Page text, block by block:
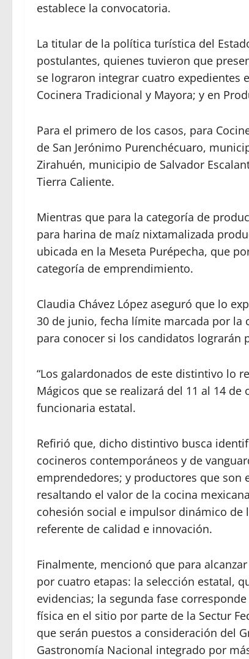
establece la convocatoria.
La titular de la política turística del
postulantes, quienes tuvieron que
se lograron integrar cuatro expedientes
Cocinera Tradicional y Mayora; y en
Para el primero de los casos, para
de San Jerónimo Purenchécuaro,
Zirahuén, municipio de Salvador
Tierra Caliente.
Mientras que para la categoría de
para harina de maíz nixtamalizada
ubicada en la Meseta Purépecha, que
categoría de emprendimiento.
Claudia Chávez López aseguró que lo
30 de junio, fecha límite marcada por la
para conocer si los candidatos lograrán
“Los galardonados de este distintivo lo
Mágicos que se realizará del 11 al 14
funcionaria estatal.
Refirió que, dicho distintivo busca
cocineros contemporáneos y de
emprendedores; y productores que
resaltando el valor de la cocina
cohesión social e impulsor dinámico
referente de calidad e innovación.
Finalmente, mencionó que para
por cuatro etapas: la selección estatal,
evidencias; la segunda fase
física en el sitio por parte de la Sectur
que serán puestos a consideración del
Gastronomía Nacional integrado por